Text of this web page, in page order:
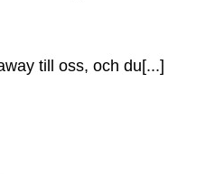
till oss, och du[...]